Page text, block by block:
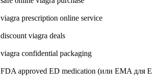
viagra prescription online service
discount viagra deals
viagra confidential packaging
FDA approved ED medication (или EMA для